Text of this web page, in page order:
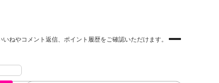
ねやコメント返信、ポイント履歴をご確認いただけます。